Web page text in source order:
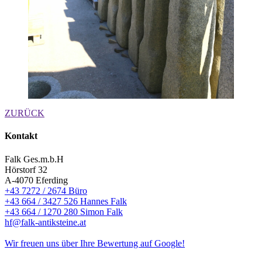
ZURÜCK
Kontakt
Falk Ges.m.b.H
Hörstorf 32
A-4070 Eferding
+43 7272 / 2674 Büro
+43 664 / 3427 526 Hannes Falk
+43 664 / 1270 280 Simon Falk
hf@falk-antiksteine.at
Wir freuen uns über Ihre Bewertung auf Google!